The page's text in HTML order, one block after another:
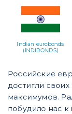
Indian eurobonds
(INDIBONDS)
Российские
достигли
максимумов.
побудило нас